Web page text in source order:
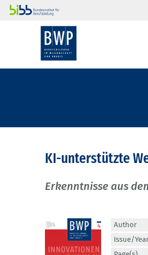
KI-unterstützte
Erkenntnisse aus
Author
Issue/